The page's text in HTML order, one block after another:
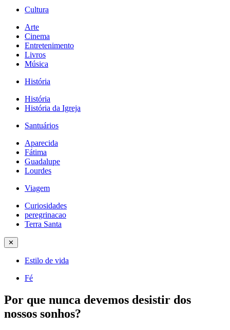
Cultura
Arte
Cinema
Entretenimento
Livros
Música
História
História
História da Igreja
Santuários
Aparecida
Fátima
Guadalupe
Lourdes
Viagem
Curiosidades
peregrinacao
Terra Santa
✕
Estilo de vida
Fé
Por que nunca devemos desistir dos
nossos sonhos?